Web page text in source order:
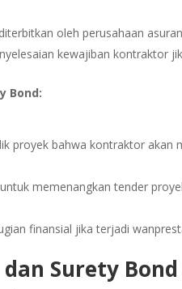
oleh perusahaan
kewajiban kontraktor
Bond:
proyek bahwa kontraktor akan
memenangkan tender
finansial jika terjadi
dan Surety